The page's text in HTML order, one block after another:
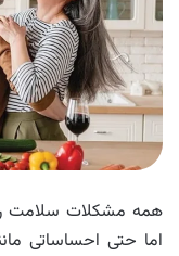
همه مشکلات سلامت
اما حتی احساساتی